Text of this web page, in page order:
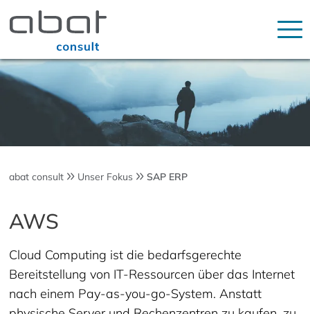
abat consult Unser Fokus SAP ERP
AWS
Cloud Computing ist die bedarfsgerechte
Bereitstellung von IT-Ressourcen über das Internet
nach einem Pay-as-you-go-System. Anstatt